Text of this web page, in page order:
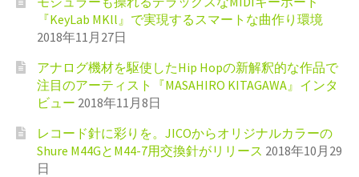
『KeyLab MKll』で実現するスマートな曲作り環境
2018年11月27日
アナログ機材を駆使したHip Hopの新解釈的な作品で
注目のアーティスト『MASAHIRO KITAGAWA』インタ
ビュー 2018年11月8日
レコード針に彩りを。JICOからオリジナルカラーの
Shure M44GとM44-7用交換針がリリース 2018年10月29
日